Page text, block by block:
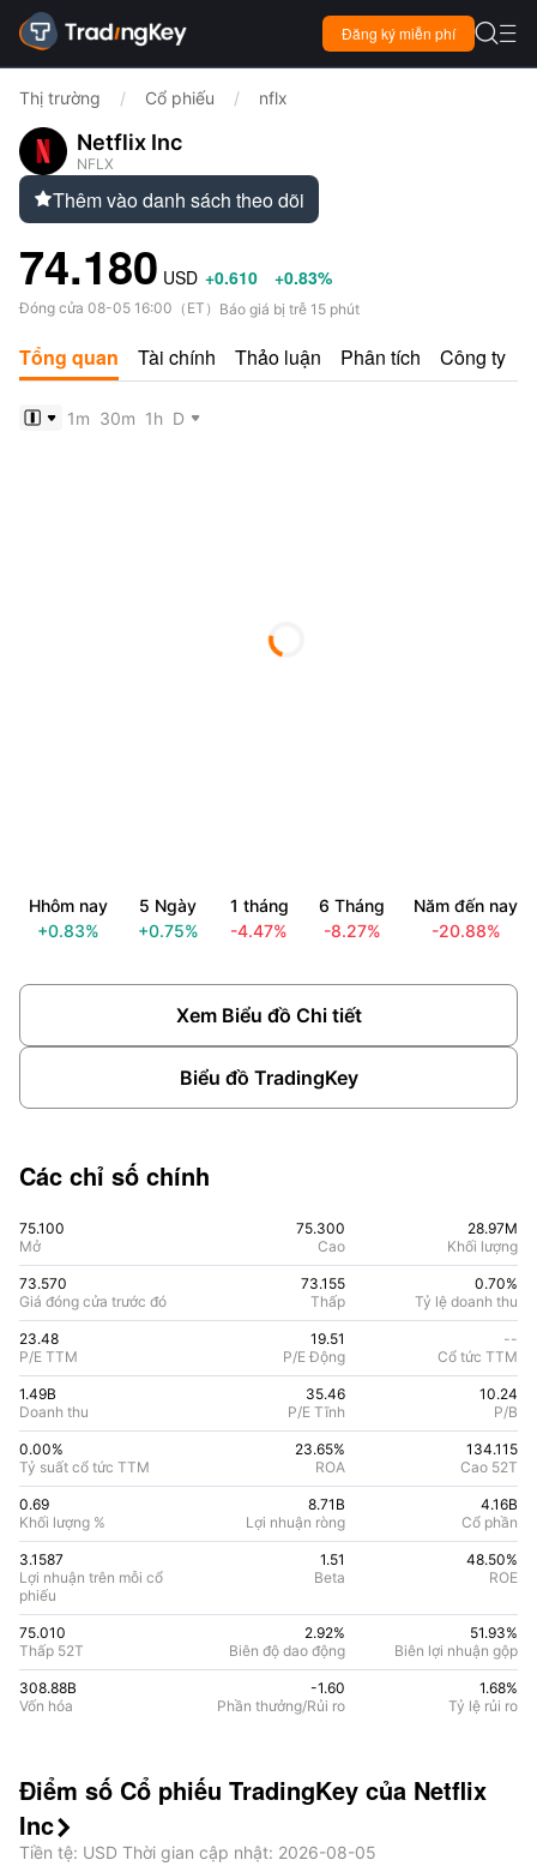
Đăng ký miễn phí  
Thị trường / Cổ phiếu / nflx
Netflix Inc
NFLX
Thêm vào danh sách theo dõi
74.180 USD +0.610 +0.83%
Đóng cửa 08-05 16:00 （ ET ） Báo giá bị trễ 15 phút
Tổng quan Tài chính Thảo luận Phân tích Công ty
Xem Biểu đồ Chi tiết
Biểu đồ TradingKey
1m 30m 1h D
Hhôm nay
+0.83%
5 Ngày
+0.75%
1 tháng
-4.47%
6 Tháng
-8.27%
Năm đến nay
-20.88%
Các chỉ số chính
75.100
Mở
75.300
Cao
28.97M
Khối lượng
23.48
P/E TTM
19.51
P/E Động
--
Cổ tức TTM
0.70%
Tỷ lệ doanh thu
73.570
Giá đóng cửa trước đó
73.155
Thấp
1.49B
Doanh thu
35.46
P/E Tĩnh
10.24
P/B
0.00%
Tỷ suất cổ tức TTM
23.65%
ROA
134.115
Cao 52T
0.69
Khối lượng %
8.71B
Lợi nhuận ròng
4.16B
Cổ phần
3.1587
Lợi nhuận trên mỗi cổ
phiếu
1.51
Beta
48.50%
ROE
75.010
Thấp 52T
2.92%
Biên độ dao động
51.93%
Biên lợi nhuận gộp
308.88B
Vốn hóa
-1.60
Phần thưởng/Rủi ro
1.68%
Tỷ lệ rủi ro
Điểm số Cổ phiếu TradingKey của Netflix
Inc
Tiền tệ: USD Thời gian cập nhật: 2026-08-05